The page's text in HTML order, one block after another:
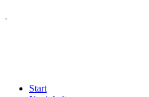
Start